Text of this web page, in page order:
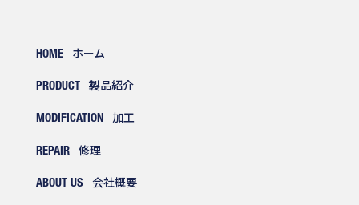
HOME ホーム
PRODUCT 製品紹介
MODIFICATION 加工
REPAIR 修理
ABOUT US 会社概要